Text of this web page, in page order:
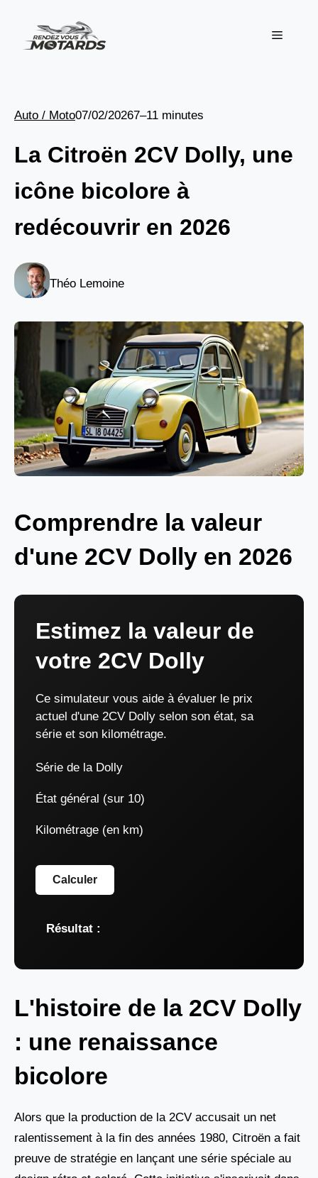
contenu
Menu
Auto / Moto07/02/20267–11 minutes
La Citroën 2CV Dolly, une
icône bicolore à
redécouvrir en 2026
Théo Lemoine
Comprendre la valeur
d'une 2CV Dolly en 2026
Estimez la valeur de
votre 2CV Dolly
Ce simulateur vous aide à évaluer le prix
actuel d'une 2CV Dolly selon son état, sa
série et son kilométrage.
Série de la Dolly
État général (sur 10)
Kilométrage (en km)
Calculer
Résultat :
L'histoire de la 2CV Dolly
: une renaissance
bicolore
Alors que la production de la 2CV accusait un net
ralentissement à la fin des années 1980, Citroën a fait
preuve de stratégie en lançant une série spéciale au